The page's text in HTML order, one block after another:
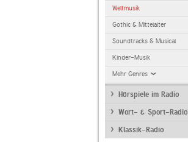
Weltmusik
Gothic & Mittelalter
Soundtracks & Musical
Kinder-Musik
Mehr Genres
Hörspiele im Radio
Wort- & Sport-Radio
Klassik-Radio